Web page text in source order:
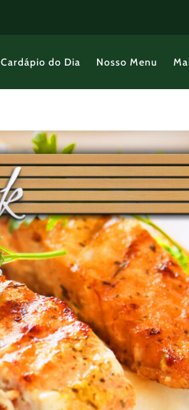
Cardápio do Dia Nosso Menu